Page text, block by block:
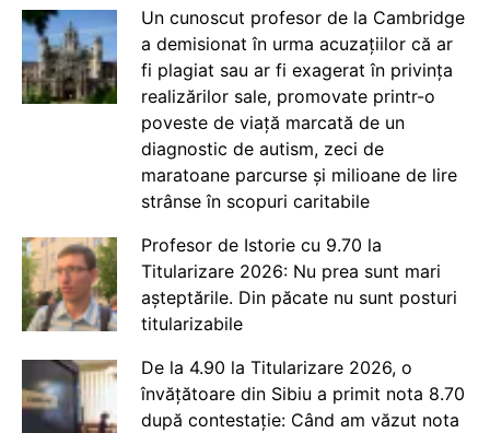
Un cunoscut profesor de la Cambridge
a demisionat în urma acuzațiilor că ar
fi plagiat sau ar fi exagerat în privința
realizărilor sale, promovate printr-o
poveste de viață marcată de un
diagnostic de autism, zeci de
maratoane parcurse și milioane de lire
strânse în scopuri caritabile
Profesor de Istorie cu 9.70 la
Titularizare 2026: Nu prea sunt mari
așteptările. Din păcate nu sunt posturi
titularizabile
De la 4.90 la Titularizare 2026, o
învățătoare din Sibiu a primit nota 8.70
după contestație: Când am văzut nota